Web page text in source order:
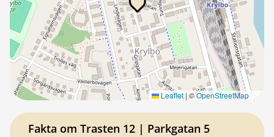
Leaflet |©OpenStreetMap
Fakta om Trasten 12 | Parkgatan 5